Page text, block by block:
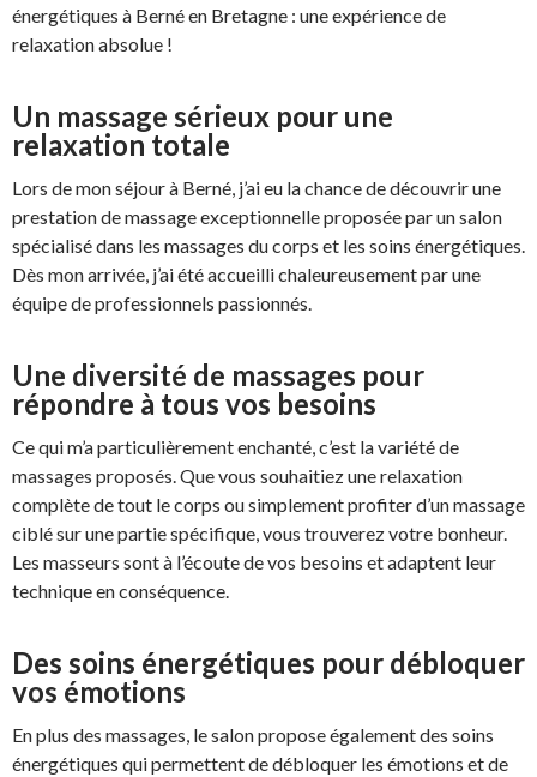
énergétiques à Berné en Bretagne : une expérience de
relaxation absolue !
Un massage sérieux pour une
relaxation totale
Lors de mon séjour à Berné, j’ai eu la chance de découvrir une
prestation de massage exceptionnelle proposée par un salon
spécialisé dans les massages du corps et les soins énergétiques.
Dès mon arrivée, j’ai été accueilli chaleureusement par une
équipe de professionnels passionnés.
Une diversité de massages pour
répondre à tous vos besoins
Ce qui m’a particulièrement enchanté, c’est la variété de
massages proposés. Que vous souhaitiez une relaxation
complète de tout le corps ou simplement profiter d’un massage
ciblé sur une partie spécifique, vous trouverez votre bonheur.
Les masseurs sont à l’écoute de vos besoins et adaptent leur
technique en conséquence.
Des soins énergétiques pour débloquer
vos émotions
En plus des massages, le salon propose également des soins
énergétiques qui permettent de débloquer les émotions et de